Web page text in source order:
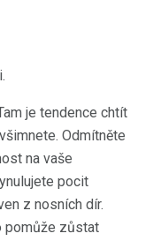
je tendence chtít
Odmítněte
na vaše
pocit
z nosních dír.
pomůže zůstat